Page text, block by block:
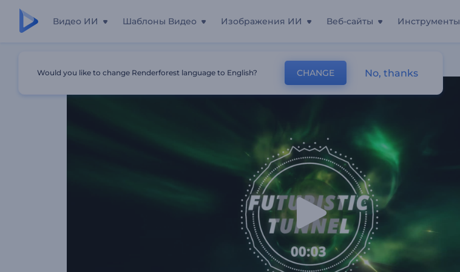
Видео ИИ Шаблоны Видео Изображения ИИ Веб-сайты Инструменты
Визуализатор Музыки: Футуристический Тоннель
Would you like to change Renderforest language to English? CHANGE No, thanks